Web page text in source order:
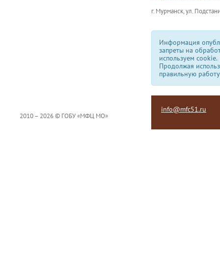
г. Мурманск, ул.
Информация
запреты на
используем сookie.
Продолжая
правильную
2010 – 2026 © ГОБУ «МФЦ МО»
info@mfc51.ru